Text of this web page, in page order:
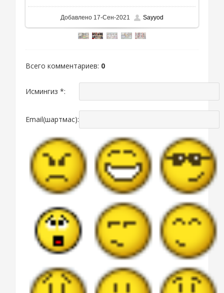
Добавлено 17-Сен-2021 Sayyod
Всего комментариев: 0
Исмингиз *:
Email(шартмас):